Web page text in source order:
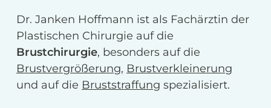
Dr. Janken Hoffmann ist als Fachärztin der
Plastischen Chirurgie auf die
Brustchirurgie, besonders auf die
Brustvergrößerung, Brustverkleinerung
und auf die Bruststraffung spezialisiert.